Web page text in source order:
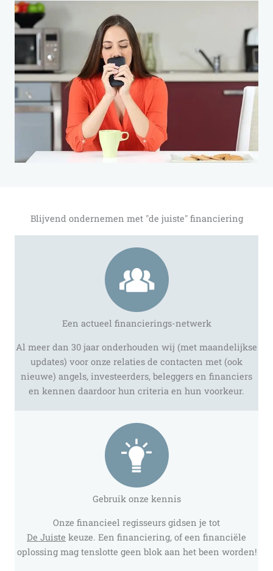
Blijvend ondernemen met "de juiste" financiering
Een actueel financierings-netwerk
Al meer dan 30 jaar onderhouden wij (met maandelijkse
updates) voor onze relaties de contacten met (ook
nieuwe) angels, investeerders, beleggers en financiers
en kennen daardoor hun criteria en hun voorkeur.
Gebruik onze kennis
Onze financieel regisseurs gidsen je tot
De Juiste keuze. Een financiering, of een financiële
oplossing mag tenslotte geen blok aan het been worden!